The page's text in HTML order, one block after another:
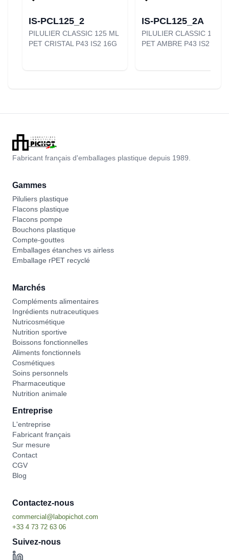
IS-PCL125_2
PILULIER CLASSIC 125 ML
PET CRISTAL P43 IS2 16G
IS-PCL125_2A
PILULIER CLASSIC 125
PET AMBRE P43 IS2 16G
Fabricant français d'emballages plastique depuis 1989.
Gammes
Piluliers plastique
Flacons plastique
Flacons pompe
Bouchons plastique
Compte-gouttes
Emballages étanches vs airless
Emballage rPET recyclé
Marchés
Compléments alimentaires
Ingrédients nutraceutiques
Nutricosmétique
Nutrition sportive
Boissons fonctionnelles
Aliments fonctionnels
Cosmétiques
Soins personnels
Pharmaceutique
Nutrition animale
Entreprise
L'entreprise
Fabricant français
Sur mesure
Contact
CGV
Blog
Contactez-nous
Suivez-nous